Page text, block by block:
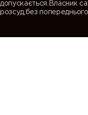
допускається.Власник
розсуд,без